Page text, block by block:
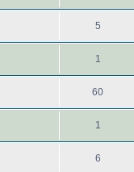
5
1
60
1
6